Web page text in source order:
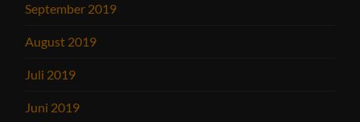
September 2019
August 2019
Juli 2019
Juni 2019